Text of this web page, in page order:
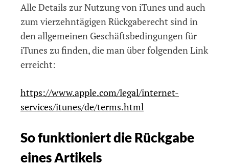
Alle Details zur Nutzung von iTunes und auch
zum vierzehntägigen Rückgaberecht sind in
den allgemeinen Geschäftsbedingungen für
iTunes zu finden, die man über folgenden Link
erreicht:
https://www.apple.com/legal/internet-
services/itunes/de/terms.html
So funktioniert die Rückgabe
eines Artikels